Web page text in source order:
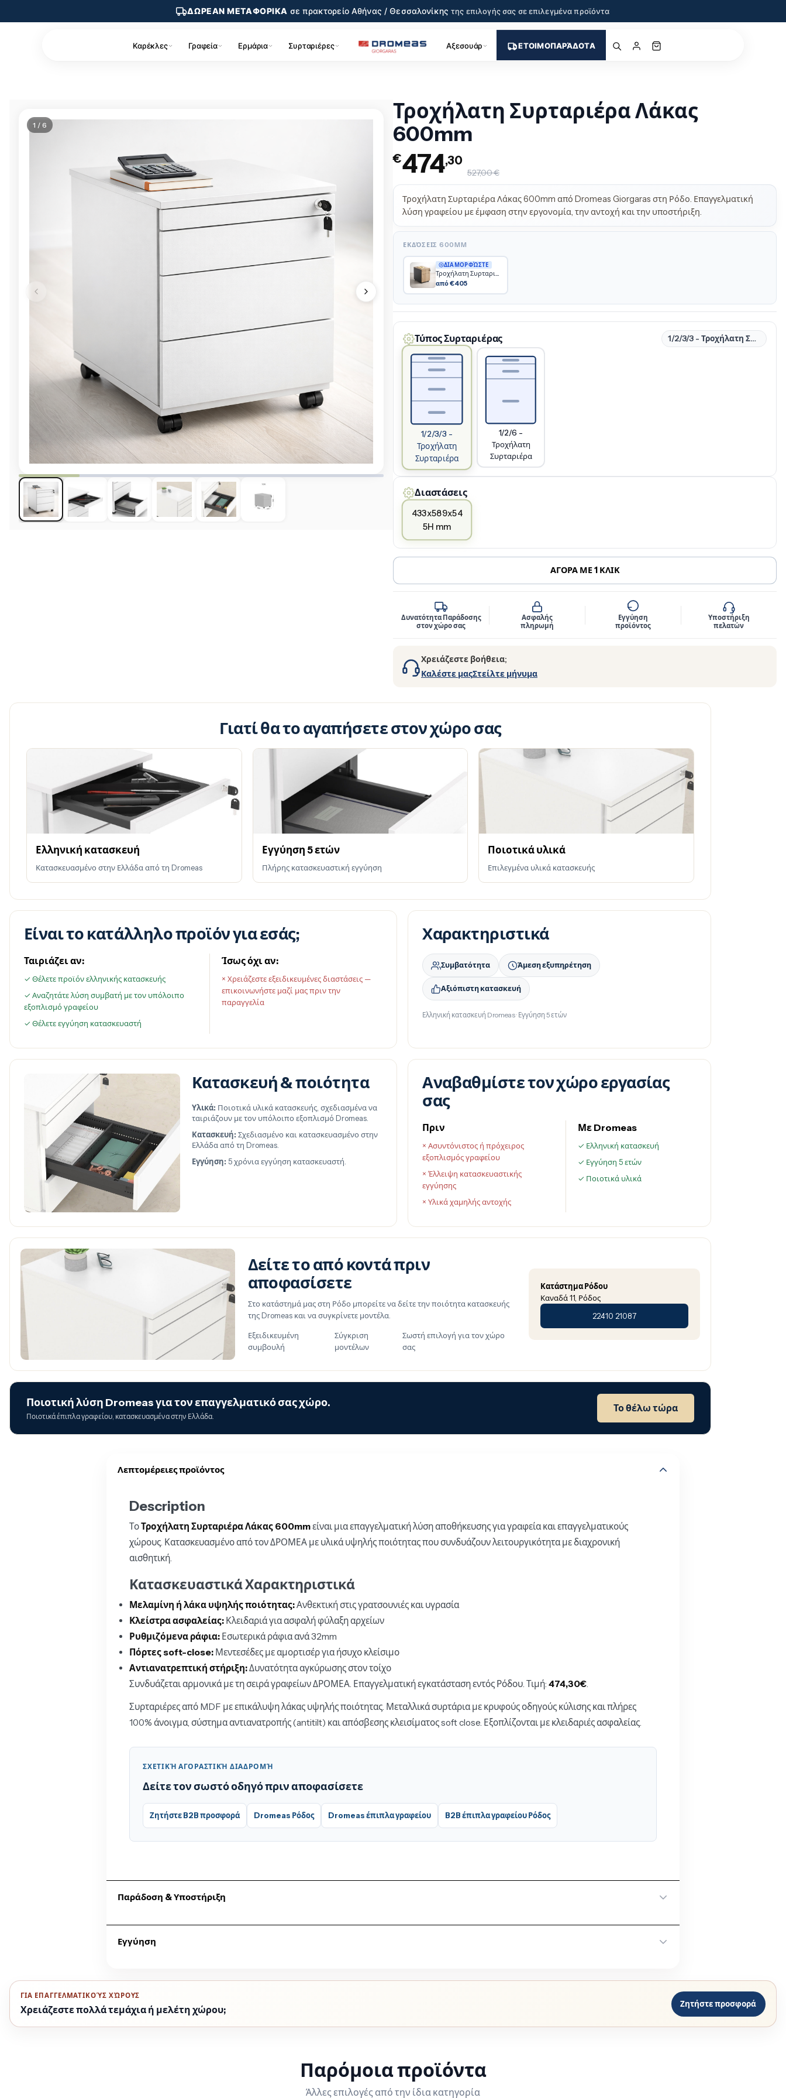
ΔΩΡΕΑΝ ΜΕΤΑΦΟΡΙΚΑ σε πρακτορείοΑθήνας / Θεσσαλονίκηςτης επιλογής σας σε επιλεγμένα προϊόντα
Καρέκλες Γραφεία Ερμάρια Συρταριέρες Αξεσουάρ ΕΤΟΙΜΟΠΑΡΆΔΟΤΑ
1 / 6
Τροχήλατη Συρταριέρα Λάκας
600mm
€474,30
527,00 €
Τροχήλατη Συρταριέρα Λάκας 600mm από Dromeas Giorgaras στη Ρόδο. Επαγγελματική
λύση γραφείου με έμφαση στην εργονομία, την αντοχή και την υποστήριξη.
ΕΚΔΌΣΕΙΣ 600MM
ΔΙΑΜΟΡΦΏΣΤΕ
Τροχήλατη Συρταριέρα Μεταλλική 600mm
από €405
Τύπος Συρταριέρας 1/2/3/3 - Τροχήλατη Συρταριέρα
1/2/3/3 -
Τροχήλατη
Συρταριέρα
1/2/6 -
Τροχήλατη
Συρταριέρα
Διαστάσεις
433x589x54
5H mm
ΑΓΟΡΑ ΜΕ 1 ΚΛΙΚ
Δυνατότητα Παράδοσης
στον χώρο σας
Ασφαλής
πληρωμή
Εγγύηση
προϊόντος
Υποστήριξη
πελατών
Χρειάζεστε βοήθεια;
Καλέστε μαςΣτείλτε μήνυμα
Γιατί θα το αγαπήσετε στον χώρο σας
Ελληνική κατασκευή
Κατασκευασμένο στην Ελλάδα από τη Dromeas
Εγγύηση 5 ετών
Πλήρης κατασκευαστική εγγύηση
Ποιοτικά υλικά
Επιλεγμένα υλικά κατασκευής
Είναι το κατάλληλο προϊόν για εσάς;
Ταιριάζει αν:
✓ Θέλετε προϊόν ελληνικής κατασκευής
✓ Αναζητάτε λύση συμβατή με τον υπόλοιπο
εξοπλισμό γραφείου
✓ Θέλετε εγγύηση κατασκευαστή
Ίσως όχι αν:
× Χρειάζεστε εξειδικευμένες διαστάσεις —
επικοινωνήστε μαζί μας πριν την
παραγγελία
Χαρακτηριστικά
Συμβατότητα Άμεση εξυπηρέτηση
Αξιόπιστη κατασκευή
Ελληνική κατασκευή Dromeas · Εγγύηση 5 ετών
Κατασκευή & ποιότητα
Υλικά: Ποιοτικά υλικά κατασκευής, σχεδιασμένα να
ταιριάζουν με τον υπόλοιπο εξοπλισμό Dromeas.
Κατασκευή: Σχεδιασμένο και κατασκευασμένο στην
Ελλάδα από τη Dromeas.
Εγγύηση: 5 χρόνια εγγύηση κατασκευαστή.
Αναβαθμίστε τον χώρο εργασίας
σας
Πριν
× Ασυντόνιστος ή πρόχειρος
εξοπλισμός γραφείου
× Έλλειψη κατασκευαστικής
εγγύησης
× Υλικά χαμηλής αντοχής
Με Dromeas
✓ Ελληνική κατασκευή
✓ Εγγύηση 5 ετών
✓ Ποιοτικά υλικά
Δείτε το από κοντά πριν
αποφασίσετε
Στο κατάστημά μας στη Ρόδο μπορείτε να δείτε την ποιότητα κατασκευής
της Dromeas και να συγκρίνετε μοντέλα.
Εξειδικευμένη
συμβουλή
Σύγκριση
μοντέλων
Σωστή επιλογή για τον χώρο
σας
Κατάστημα Ρόδου
Καναδά 11, Ρόδος
22410 21087
Ποιοτική λύση Dromeas για τον επαγγελματικό σας χώρο.
Ποιοτικά έπιπλα γραφείου, κατασκευασμένα στην Ελλάδα.
Το θέλω τώρα
Λεπτομέρειες προϊόντος
Description
ΤοΤροχήλατη Συρταριέρα Λάκας 600mmείναι μια επαγγελματική λύση αποθήκευσης για γραφεία και επαγγελματικούς
χώρους. Κατασκευασμένο από τον ΔΡΟΜΕΑ με υλικά υψηλής ποιότητας που συνδυάζουν λειτουργικότητα με διαχρονική
αισθητική.
Κατασκευαστικά Χαρακτηριστικά
Μελαμίνη ή λάκα υψηλής ποιότητας:Ανθεκτική στις γρατσουνιές και υγρασία
Κλείστρα ασφαλείας: Κλειδαριά για ασφαλή φύλαξη αρχείων
Ρυθμιζόμενα ράφια: Εσωτερικά ράφια ανά 32mm
Πόρτες soft-close: Μεντεσέδες με αμορτισέρ για ήσυχο κλείσιμο
Αντιανατρεπτική στήριξη:Δυνατότητα αγκύρωσης στον τοίχο
Συνδυάζεται αρμονικά με τη σειρά γραφείων ΔΡΟΜΕΑ. Επαγγελματική εγκατάσταση εντός Ρόδου. Τιμή:474,30€.
Συρταριέρες από MDF με επικάλυψη λάκας υψηλής ποιότητας. Μεταλλικά συρτάρια με κρυφούς οδηγούς κύλισης και πλήρες
100% άνοιγμα, σύστημα αντιανατροπής (antitilt) και απόσβεσης κλεισίματος soft close. Εξοπλίζονται με κλειδαριές ασφαλείας.
ΣΧΕΤΙΚΉ ΑΓΟΡΑΣΤΙΚΉ ΔΙΑΔΡΟΜΉ
Δείτε τον σωστό οδηγό πριν αποφασίσετε
Ζητήστε B2B προσφορά Dromeas Ρόδος Dromeas έπιπλα γραφείου B2B έπιπλα γραφείου Ρόδος
Παράδοση & Υποστήριξη
Εγγύηση
info@dromeasrho.gr
ΓΙΑ ΕΠΑΓΓΕΛΜΑΤΙΚΟΎΣ ΧΏΡΟΥΣ
Χρειάζεστε πολλά τεμάχια ή μελέτη χώρου;
Ζητήστε προσφορά
Παρόμοια προϊόντα
Άλλες επιλογές από την ίδια κατηγορία